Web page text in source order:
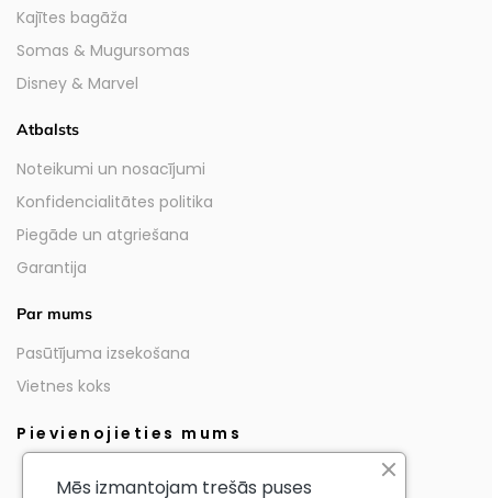
Kajītes bagāža
Somas & Mugursomas
Disney & Marvel
Atbalsts
Noteikumi un nosacījumi
Konfidencialitātes politika
Piegāde un atgriešana
Garantija
Par mums
Pasūtījuma izsekošana
Vietnes koks
Pievienojieties mums
Mēs izmantojam trešās puses